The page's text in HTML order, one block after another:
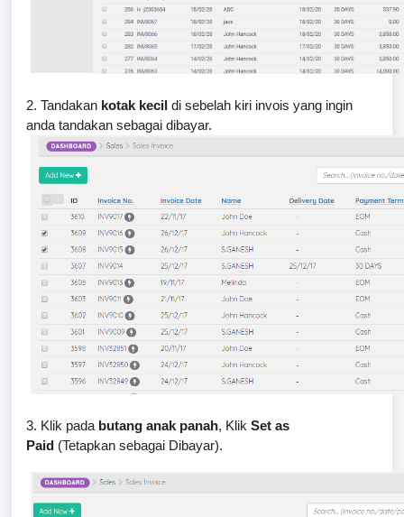
2. Tandakan kotak kecil di sebelah kiri invois yang ingin
anda tandakan sebagai dibayar.
3. Klik pada butang anak panah, Klik Set as
Paid (Tetapkan sebagai Dibayar).